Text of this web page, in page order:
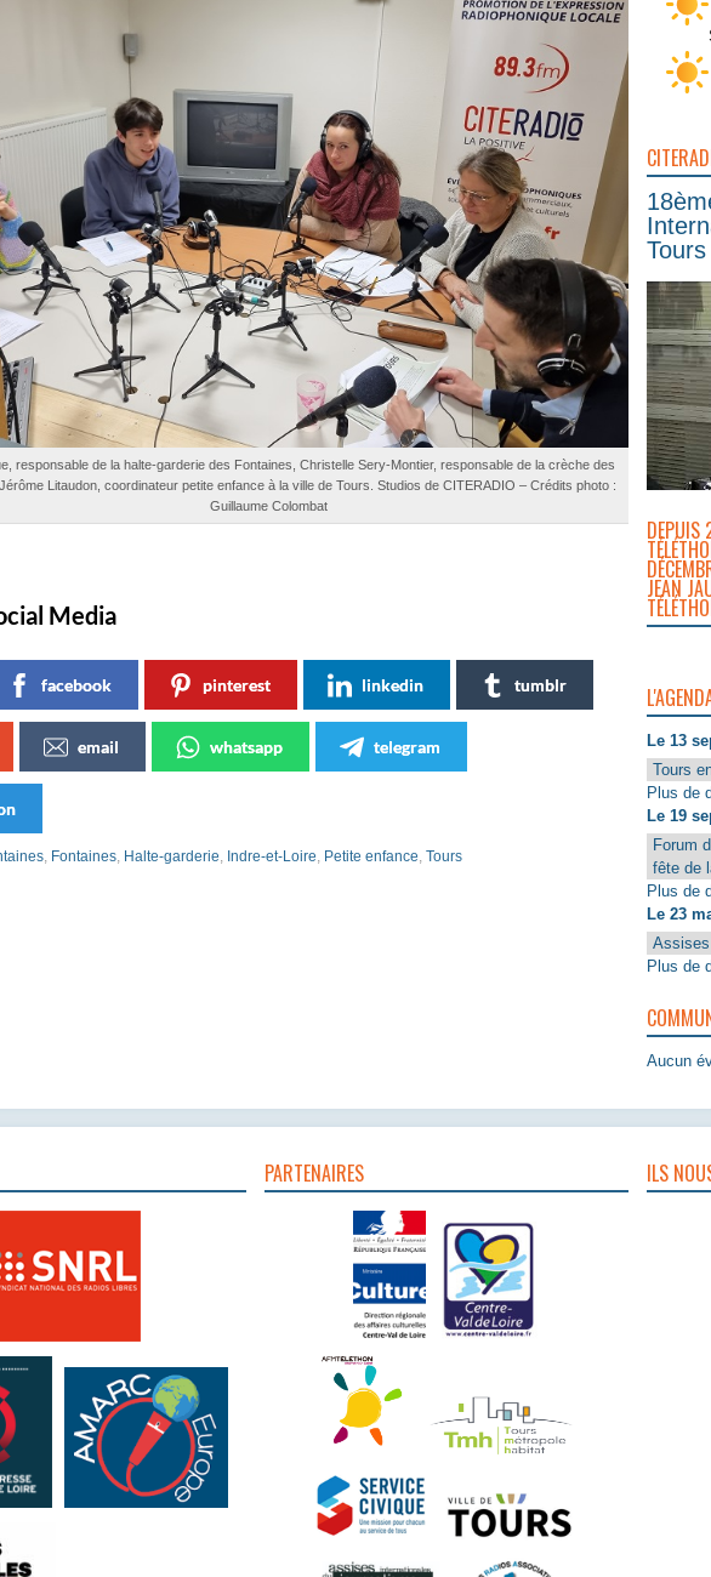
responsable de la halte-garderie des Fontaines, Christelle Sery-Montier, responsable de la crèche des
Litaudon, coordinateur petite enfance à la ville de Tours. Studios de CITERADIO – Crédits photo :
Guillaume Colombat
Media
facebook pinterest linkedin tumblr
email whatsapp telegram
Fontaines Halte-garderie Indre-et-Loire Petite enfance Tours
DEPUIS
JEAN
Le 13
Tours
Plus de
Le 19
Forum
fête de
Plus de
Le 23
Plus de
Aucun
PARTENAIRES ILS